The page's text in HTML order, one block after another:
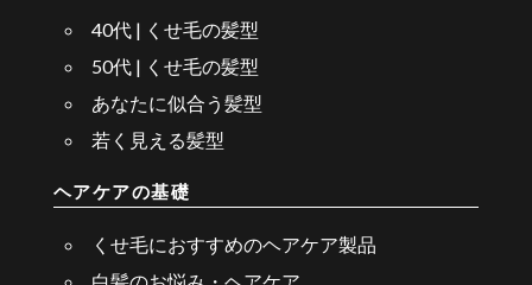
40代 | くせ毛の髪型
50代 | くせ毛の髪型
あなたに似合う髪型
若く見える髪型
ヘアケアの基礎
くせ毛におすすめのヘアケア製品
白髪のお悩み・ヘアケア